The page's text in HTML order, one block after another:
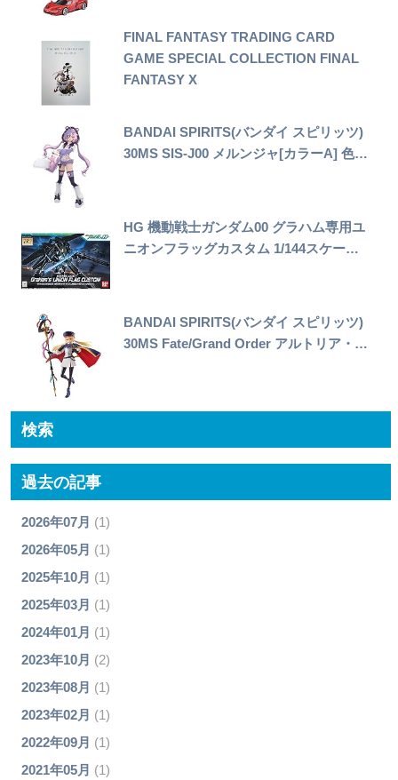
FINAL FANTASY TRADING CARD
GAME SPECIAL COLLECTION FINAL
FANTASY X
BANDAI SPIRITS(バンダイ スピリッツ)
30MS SIS-J00 メルンジャ[カラーA] 色…
HG 機動戦士ガンダム00 グラハム専用ユ
ニオンフラッグカスタム 1/144スケー…
BANDAI SPIRITS(バンダイ スピリッツ)
30MS Fate/Grand Order アルトリア・…
検索
過去の記事
2026年07月 (1)
2026年05月 (1)
2025年10月 (1)
2025年03月 (1)
2024年01月 (1)
2023年10月 (2)
2023年08月 (1)
2023年02月 (1)
2022年09月 (1)
2021年05月 (1)